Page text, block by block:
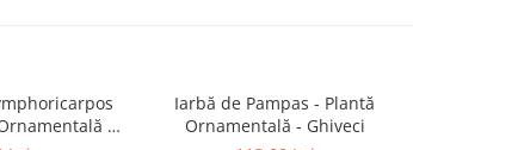
-
Iarbă de Pampas - Plantă
Ornamentală - Ghiveci